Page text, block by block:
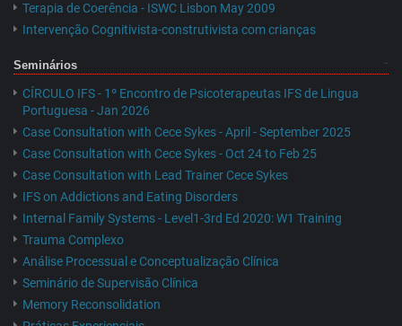
Terapia de Coerência - ISWC Lisbon May 2009
Intervenção Cognitivista-construtivista com crianças
Seminários
CÍRCULO IFS - 1º Encontro de Psicoterapeutas IFS de Lingua
Portuguesa - Jan 2026
Case Consultation with Cece Sykes - April - September 2025
Case Consultation with Cece Sykes - Oct 24 to Feb 25
Case Consultation with Lead Trainer Cece Sykes
IFS on Addictions and Eating Disorders
Internal Family Systems - Level1-3rd Ed 2020: W1 Training
Trauma Complexo
Análise Processual e Conceptualização Clínica
Seminário de Supervisão Clínica
Memory Reconsolidation